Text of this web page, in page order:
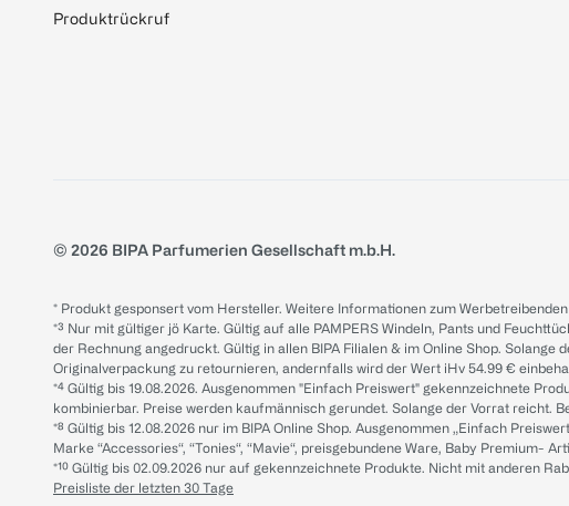
Produktrückruf
© 2026 BIPA Parfumerien Gesellschaft m.b.H.
* Produkt gesponsert vom Hersteller. Weitere Informationen zum
*³ Nur mit gültiger jö Karte. Gültig auf alle PAMPERS Windeln, Pants und
der Rechnung angedruckt. Gültig in allen BIPA Filialen & im Online Shop.
Originalverpackung zu retournieren, andernfalls wird der Wert iHv 54.99 €
*⁴ Gültig bis 19.08.2026. Ausgenommen "Einfach Preiswert" gekennzeichnete
kombinierbar. Preise werden kaufmännisch gerundet. Solange der Vorrat reicht.
*⁸ Gültig bis 12.08.2026 nur im BIPA Online Shop. Ausgenommen „Einfach
Marke “Accessories“, “Tonies“, “Mavie“, preisgebundene Ware, Baby
*¹⁰ Gültig bis 02.09.2026 nur auf gekennzeichnete Produkte. Nicht mit anderen
Preisliste der letzten 30 Tage